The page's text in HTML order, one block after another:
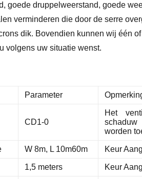
goede druppelweerstand, goede
verminderen die door de serre
dik. Bovendien kunnen wij één
volgens uw situatie wenst.
Parameter
CD1-0
Het
worden
W 8m, L 10m60m Keur
1,5 meters Keur